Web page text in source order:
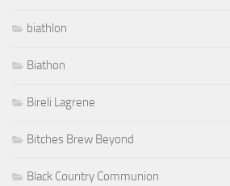
biathlon
Biathon
Bireli Lagrene
Bitches Brew Beyond
Black Country Communion